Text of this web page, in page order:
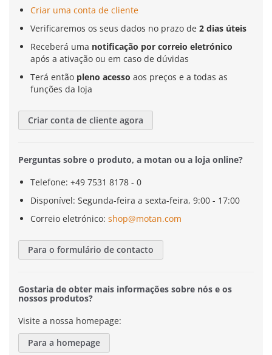
Criar uma conta de cliente
Verificaremos os seus dados no prazo de 2 dias úteis
Receberá uma notificação por correio eletrónico
após a ativação ou em caso de dúvidas
Terá então pleno acesso aos preços e a todas as
funções da loja
Criar conta de cliente agora
Perguntas sobre o produto, a motan ou a loja online?
Telefone: +49 7531 8178 - 0
Disponível: Segunda-feira a sexta-feira, 9:00 - 17:00
Correio eletrónico: shop@motan.com
Para o formulário de contacto
Gostaria de obter mais informações sobre nós e os
nossos produtos?
Visite a nossa homepage:
Para a homepage